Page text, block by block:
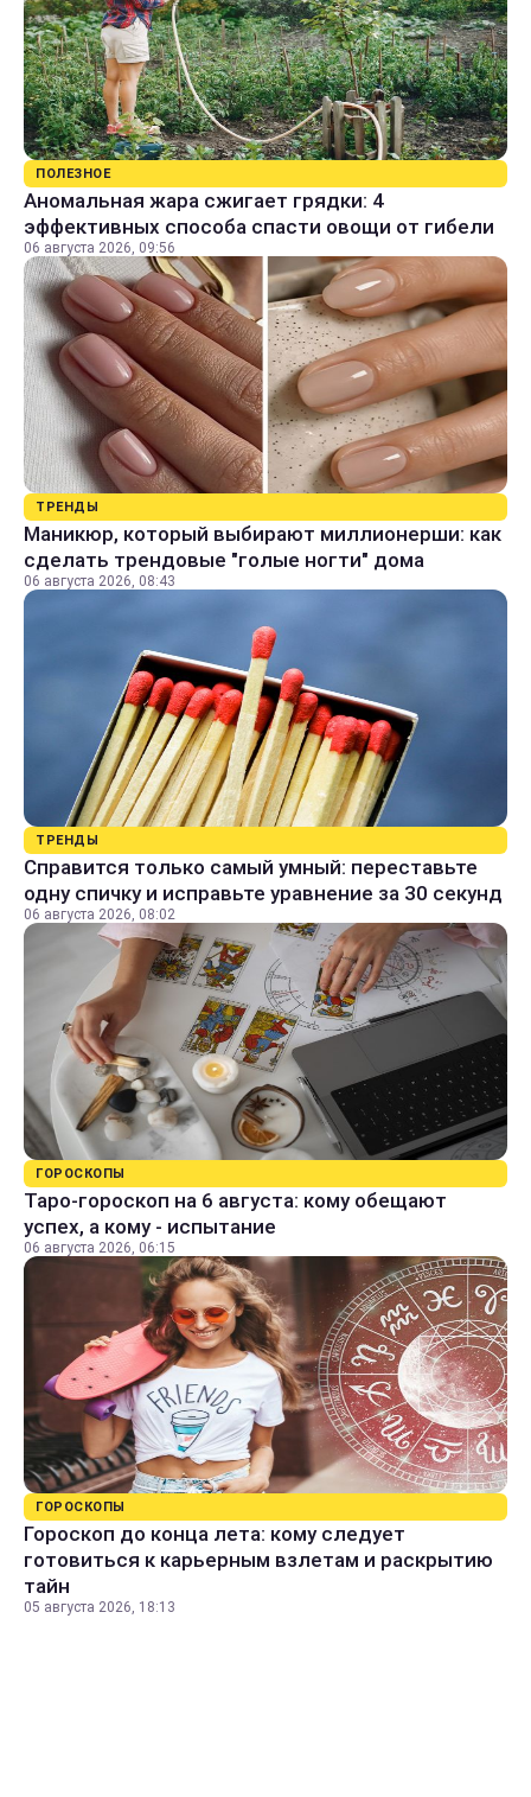
ПОЛЕЗНОЕ
Аномальная жара сжигает грядки: 4
эффективных способа спасти овощи от гибели
06 августа 2026, 09:56
ТРЕНДЫ
Маникюр, который выбирают миллионерши: как
сделать трендовые "голые ногти" дома
06 августа 2026, 08:43
ТРЕНДЫ
Справится только самый умный: переставьте
одну спичку и исправьте уравнение за 30 секунд
06 августа 2026, 08:02
ГОРОСКОПЫ
Таро-гороскоп на 6 августа: кому обещают
успех, а кому - испытание
06 августа 2026, 06:15
ГОРОСКОПЫ
Гороскоп до конца лета: кому следует
готовиться к карьерным взлетам и раскрытию
тайн
05 августа 2026, 18:13